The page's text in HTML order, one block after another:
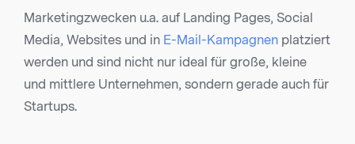
Marketingzwecken u.a. auf Landing Pages, Social
Media, Websites und in E-Mail-Kampagnen platziert
werden und sind nicht nur ideal für große, kleine
und mittlere Unternehmen, sondern gerade auch für
Startups.